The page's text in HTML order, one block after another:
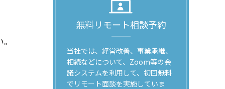
無料リモート相談予約
当社では、経営改善、事業承継、
相続などについて、Zoom等の会
議システムを利用して、初回無料
でリモート面談を実施していま